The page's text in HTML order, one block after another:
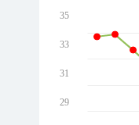
35
33
31
29